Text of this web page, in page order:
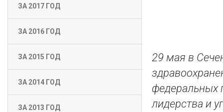
ЗА 2017 ГОД
ЗА 2016 ГОД
ЗА 2015 ГОД
ЗА 2014 ГОД
ЗА 2013 ГОД
29 мая в
федеральных
лидерства и